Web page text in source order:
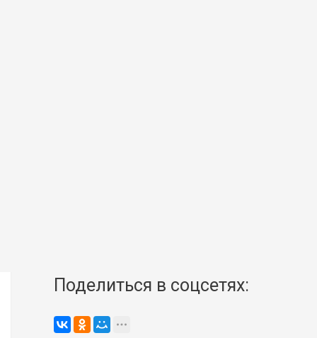
Поделиться в соцсетях: